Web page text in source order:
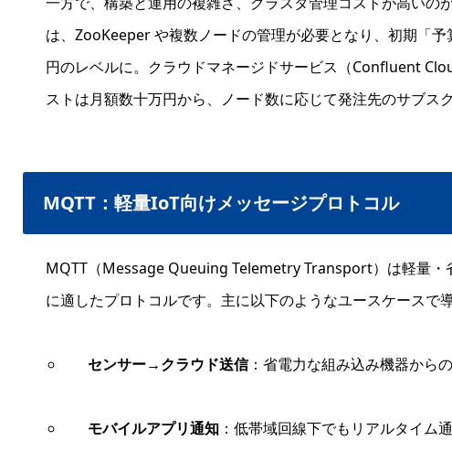
は、ZooKeeper や複数ノードの管理が必要となり、初期「
円のレベルに。クラウドマネージドサービス（Confluent
ストは月額数十万円から、ノード数に応じて発注先のサブス
MQTT：軽量IoT向けメッセージプロトコル
MQTT（Message Queuing Telemetry Transport）は軽量・
に適したプロトコルです。主に以下のようなユースケースで導
センサー→クラウド送信：省電力な組み込み機器から
モバイルアプリ通知：低帯域回線下でもリアルタイム